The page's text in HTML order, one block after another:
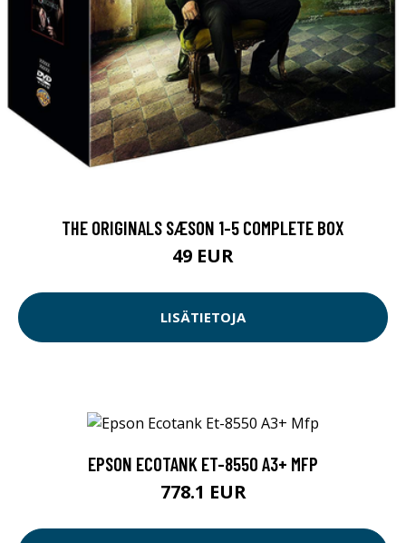
THE ORIGINALS SÆSON 1-5 COMPLETE BOX
49 EUR
LISÄTIETOJA
EPSON ECOTANK ET-8550 A3+ MFP
778.1 EUR